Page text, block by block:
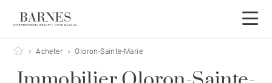
Barnes Côte Basque
Acheter Oloron-Sainte-Marie